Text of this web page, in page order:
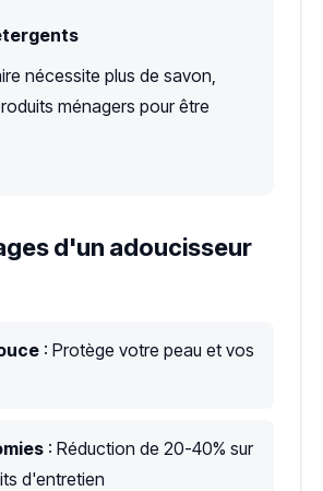
nécessite plus de savon,
ménagers pour être
d'un adoucisseur
: Protège votre peau et vos
: Réduction de 20-40% sur
d'entretien